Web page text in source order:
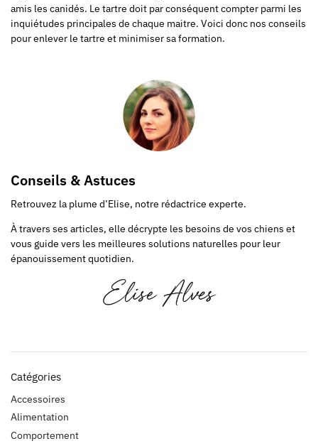
amis les canidés. Le tartre doit par conséquent compter parmi les
inquiétudes principales de chaque maitre. Voici donc nos conseils
pour enlever le tartre et minimiser sa formation.
Conseils & Astuces
Retrouvez la plume d’Elise, notre rédactrice experte.
À travers ses articles, elle décrypte les besoins de vos chiens et
vous guide vers les meilleures solutions naturelles pour leur
épanouissement quotidien.
Catégories
Accessoires
Alimentation
Comportement